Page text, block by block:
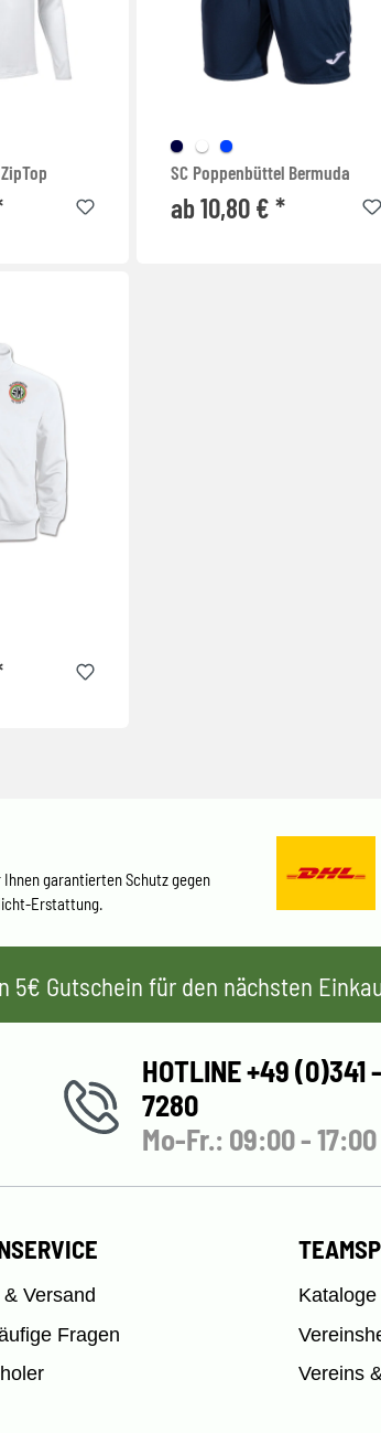
SC Poppenbüttel Bermuda
ab 10,80 € *
Ihnen garantierten Schutz gegen
Erstattung.
5€ Gutschein für den nächsten
HOTLINE +49 (0)341
7280
Mo-Fr.: 09:00 -
Versand
Fragen
Kataloge
Vereins